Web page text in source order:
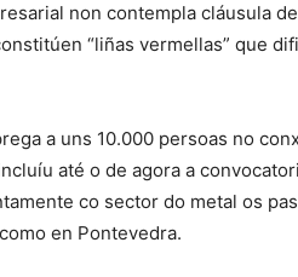
non contempla cláusula
“liñas vermellas” que
a uns 10.000 persoas no
até o de agora a
co sector do metal os
en Pontevedra.